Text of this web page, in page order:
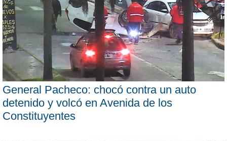
General Pacheco: chocó contra un auto
detenido y volcó en Avenida de los
Constituyentes